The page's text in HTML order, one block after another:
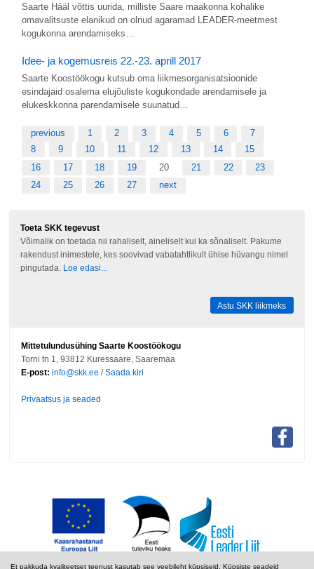
Et pakkuda kvaliteetset teenust kasutab see veebileht küpsiseid. Küpsiste seadeid
Saarte Hääl võttis uurida, milliste Saare maakonna kohalike
omavalitsuste elanikud on olnud agaramad LEADER-meetmest
kogukonna arendamiseks…
Idee- ja kogemusreis 22.-23. aprill 2017
Saarte Koostöökogu kutsub oma liikmesorganisatsioonide
esindajaid osalema elujõuliste kogukondade arendamisele ja
elukeskkonna parendamisele suunatud…
previous 1 2 3 4 5 6
7
8
9 10 11 12 13 14
15
16
17 18 19 20 21 22
23
24
25 26 27 next
Toeta SKK tegevust
Võimalik on toetada nii rahaliselt, aineliselt kui ka sõnaliselt. Pakume
rakendust inimestele, kes soovivad vabatahtlikult ühise hüvangu nimel
pingutada. Loe edasi...
Astu SKK liikmeks
Mittetulundusühing Saarte Koostöökogu
Torni tn 1, 93812 Kuressaare, Saaremaa
E-post: info@skk.ee /Saada kiri
Privaatsus ja seaded